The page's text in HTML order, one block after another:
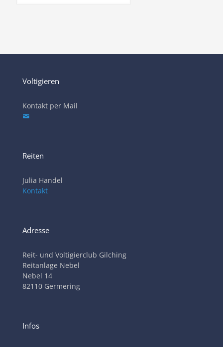
Voltigieren
Kontakt per Mail
Reiten
Julia Handel
Kontakt
Adresse
Reit- und Voltigierclub Gilching
Reitanlage Nebel
Nebel 14
82110 Germering
Infos